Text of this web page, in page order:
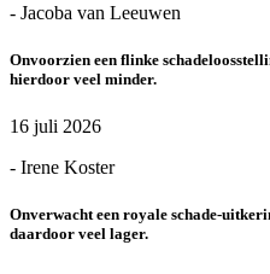
- Jacoba van Leeuwen
Onvoorzien een flinke
hierdoor veel minder.
16 juli 2026
- Irene Koster
Onverwacht een royale schade-
daardoor veel lager.